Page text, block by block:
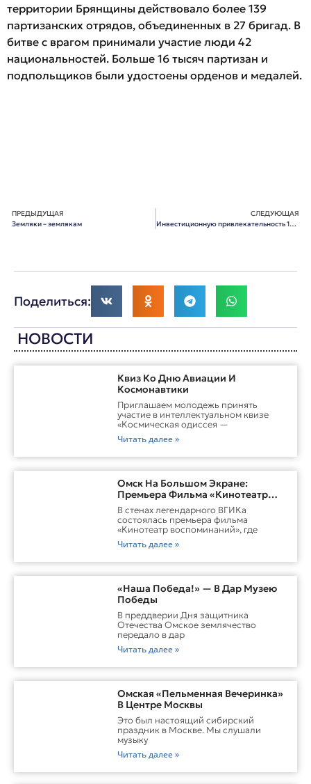
территории Брянщины действовало более 139
партизанских отрядов, объединенных в 27 бригад. В
битве с врагом принимали участие люди 42
национальностей. Больше 16 тысяч партизан и
подпольщиков были удостоены орденов и медалей.
ПРЕДЫДУЩАЯ
Земляки – землякам
СЛЕДУЮЩАЯ
Инвестиционную привлекательность 10 омских проектов рассмотрят эксперты Роснанотеха
Поделиться:
НОВОСТИ
Квиз Ко Дню Авиации И
Космонавтики
Приглашаем молодежь принять
участие в интеллектуальном квизе
«Космическая одиссея —
Читать далее »
Омск На Большом Экране:
Премьера Фильма «Кинотеатр
Воспоминаний»
В стенах легендарного ВГИКа
состоялась премьера фильма
«Кинотеатр воспоминаний», где
Читать далее »
«Наша Победа!» — В Дар Музею
Победы
В преддверии Дня защитника
Отечества Омское землячество
передало в дар
Читать далее »
Омская «Пельменная Вечеринка»
В Центре Москвы
Это был настоящий сибирский
праздник в Москве. Мы слушали
музыку
Читать далее »